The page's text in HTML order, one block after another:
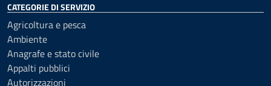
CATEGORIE DI SERVIZIO
Agricoltura e pesca
Ambiente
Anagrafe e stato civile
Appalti pubblici
Autorizzazioni